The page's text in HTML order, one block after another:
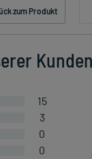
zum Produkt
Kunden
15
3
0
0